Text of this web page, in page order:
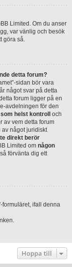
Limited. Om du anser
var vänlig och besök
göra så.
detta forum?
sidan bör vara
något svar på detta
forum ligger på en
avdelningen för den
helst kontroll
och
av vem detta forum
något juridiskt
direkt berör
Limited om någon
så förvänta dig ett
formuläret, ifall denna
Hoppa till